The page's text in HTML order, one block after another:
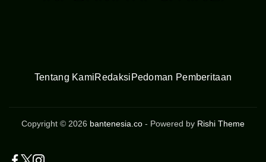
Tentang KamiRedaksi Pedoman Pemberitaan
Copyright © 2026 bantenesia.co - Powered by Rishi Theme